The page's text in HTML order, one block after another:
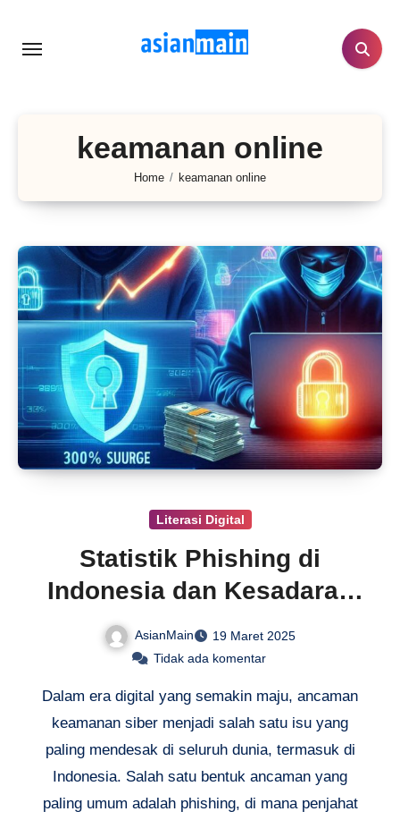
keamanan online
Home keamanan online
Literasi Digital
Statistik Phishing di
Indonesia dan Kesadaran
Siber
AsianMain
19 Maret 2025
Tidak ada komentar
Dalam era digital yang semakin maju, ancaman
keamanan siber menjadi salah satu isu yang
paling mendesak di seluruh dunia, termasuk di
Indonesia. Salah satu bentuk ancaman yang
paling umum adalah phishing, di mana penjahat